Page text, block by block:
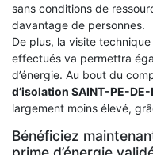
sans conditions de
davantage de personnes.
De plus, la visite
effectués va permettra
d’énergie. Au bout du
d’isolation SAINT-PE-DE-
largement moins élevé,
Bénéficiez